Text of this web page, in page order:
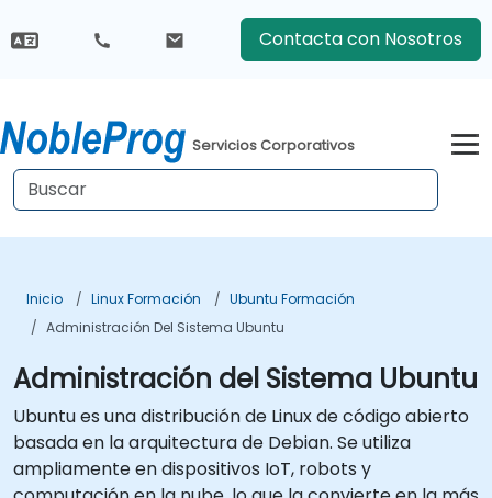
Contacta con Nosotros
Servicios Corporativos
Inicio Linux Formación
Ubuntu Formación
Administración Del Sistema Ubuntu
Administración del Sistema Ubuntu
Ubuntu es una distribución de Linux de código abierto
basada en la arquitectura de Debian. Se utiliza
ampliamente en dispositivos IoT, robots y